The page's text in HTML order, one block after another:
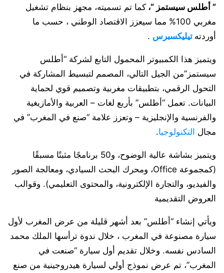
” أطلس سيستمز “، كما تم تسميته، مجهز بنظام تشغيل
مغربي 100% مما سيعزز الاقتصاد الوطني ، حسب ما
أوردته تيليكسبرس .
ويتميز هذا الكمبيوتر المحمول التابع لشركة “أطلس
سيستمز”من الجيل التالي، المصمم لتبسيط المشاركة في
التحول الرقمي، بتطبيقات مغربية وتصميم قوي لحماية
البيانات. تعمل “أطلس” بأربع لغات – العربية والأمازيغية
والفرنسية والإنجليزية – وتعزز علامة “صنع في المغرب” في
مجال التكنولوجيا.
ويتميز بشاشة عالية الوضوح، و50 برنامجًا مثبتًا مسبقًا
(كمجموعة Office، ومحرك البحث السيادي، ومعالجة الصور
والفيديو، والتجارة الإلكترونية، والمحتوى التعليمي). وقوالب
العروض التقديمية
ويأتي إنشاء “أطلس” بعد أشهر قليلة من عرض المغرب لأول
سيارة مصنوعة في المغرب ، خلال ندوة ترأسها الملك محمد
السادس نفسه. وخلال تقديم أول سيارة “صنعت في
المغرب”، تم عرض نموذج أولي لسيارة هيدروجينية من صنع